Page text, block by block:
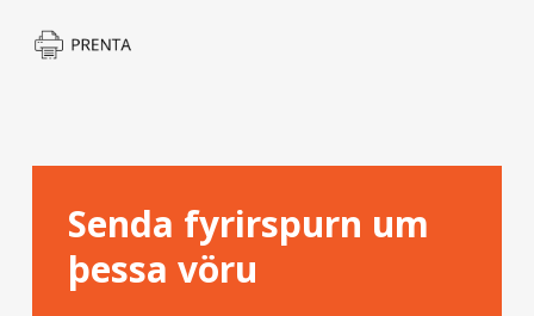
Senda fyrirspurn um
þessa vöru